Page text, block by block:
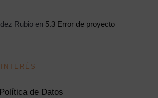
Rubioen 5.3 Error de proyecto
de Datos